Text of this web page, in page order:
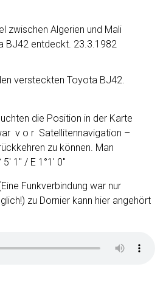
zwischen Algerien und Mali
BJ42 entdeckt. 23.3.1982
versteckten Toyota BJ42.
die Position in der Karte
v o r Satellitennavigation –
zu können. Man
1″ / E 1°1′ 0″
Funkverbindung war nur
zu Dornier kann hier angehört